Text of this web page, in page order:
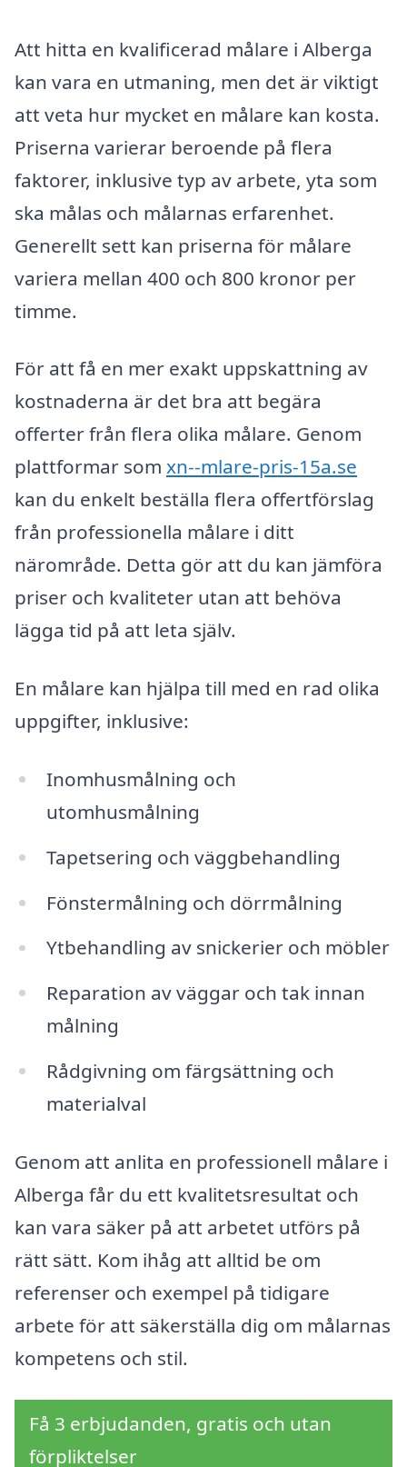
Att hitta en kvalificerad målare i Alberga
kan vara en utmaning, men det är viktigt
att veta hur mycket en målare kan kosta.
Priserna varierar beroende på flera
faktorer, inklusive typ av arbete, yta som
ska målas och målarnas erfarenhet.
Generellt sett kan priserna för målare
variera mellan 400 och 800 kronor per
timme.
För att få en mer exakt uppskattning av
kostnaderna är det bra att begära
offerter från flera olika målare. Genom
plattformar som xn--mlare-pris-15a.se
kan du enkelt beställa flera offertförslag
från professionella målare i ditt
närområde. Detta gör att du kan jämföra
priser och kvaliteter utan att behöva
lägga tid på att leta själv.
En målare kan hjälpa till med en rad olika
uppgifter, inklusive:
Inomhusmålning och
utomhusmålning
Tapetsering och väggbehandling
Fönstermålning och dörrmålning
Ytbehandling av snickerier och möbler
Reparation av väggar och tak innan
målning
Rådgivning om färgsättning och
materialval
Genom att anlita en professionell målare i
Alberga får du ett kvalitetsresultat och
kan vara säker på att arbetet utförs på
rätt sätt. Kom ihåg att alltid be om
referenser och exempel på tidigare
arbete för att säkerställa dig om målarnas
kompetens och stil.
Få 3 erbjudanden, gratis och utan
förpliktelser